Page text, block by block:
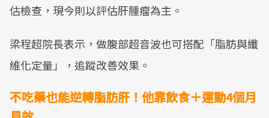
估檢查，現今則以評估肝腫瘤為主。
梁程超院長表示，做腹部超音波也可搭配「脂肪與纖
維化定量」，追蹤改善效果。
不吃藥也能逆轉脂肪肝！他靠飲食＋運動4個月